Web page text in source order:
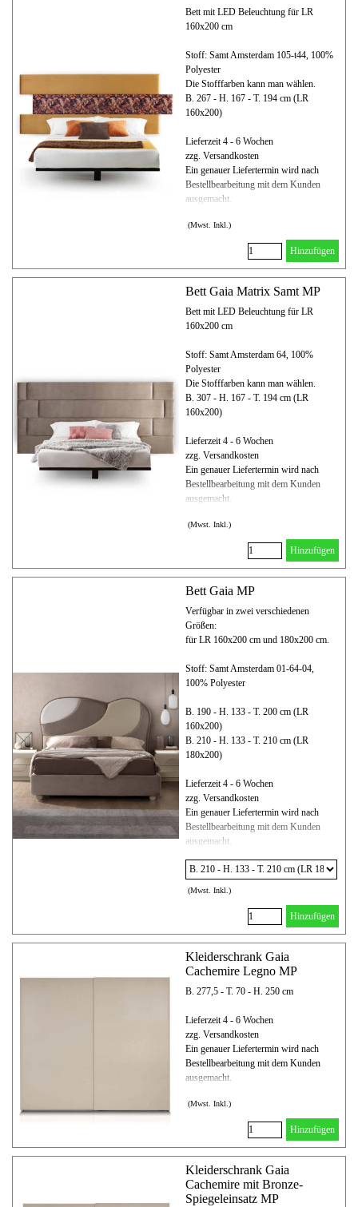
Bett mit LED Beleuchtung für LR
160x200 cm
Stoff: Samt Amsterdam 105-t44, 100%
Polyester
Die Stofffarben kann man wählen.
B. 267 - H. 167 - T. 194 cm (LR
160x200)
Lieferzeit 4 - 6 Wochen
zzg. Versandkosten
Ein genauer Liefertermin wird nach
Bestellbearbeitung mit dem Kunden
ausgemacht.
(Mwst. Inkl.)
Hinzufügen
Bett Gaia Matrix Samt MP
Bett mit LED Beleuchtung für LR
160x200 cm
Stoff: Samt Amsterdam 64, 100%
Polyester
Die Stofffarben kann man wählen.
B. 307 - H. 167 - T. 194 cm (LR
160x200)
Lieferzeit 4 - 6 Wochen
zzg. Versandkosten
Ein genauer Liefertermin wird nach
Bestellbearbeitung mit dem Kunden
ausgemacht.
(Mwst. Inkl.)
Hinzufügen
Bett Gaia MP
Verfügbar in zwei verschiedenen
Größen:
für LR 160x200 cm und 180x200 cm.
Stoff: Samt Amsterdam 01-64-04,
100% Polyester
B. 190 - H. 133 - T. 200 cm (LR
160x200)
B. 210 - H. 133 - T. 210 cm (LR
180x200)
Lieferzeit 4 - 6 Wochen
zzg. Versandkosten
Ein genauer Liefertermin wird nach
Bestellbearbeitung mit dem Kunden
ausgemacht.
(Mwst. Inkl.)
Hinzufügen
Kleiderschrank Gaia
Cachemire Legno MP
B. 277,5 - T. 70 - H. 250 cm
Lieferzeit 4 - 6 Wochen
zzg. Versandkosten
Ein genauer Liefertermin wird nach
Bestellbearbeitung mit dem Kunden
ausgemacht.
(Mwst. Inkl.)
Hinzufügen
Kleiderschrank Gaia
Cachemire mit Bronze-
Spiegeleinsatz MP